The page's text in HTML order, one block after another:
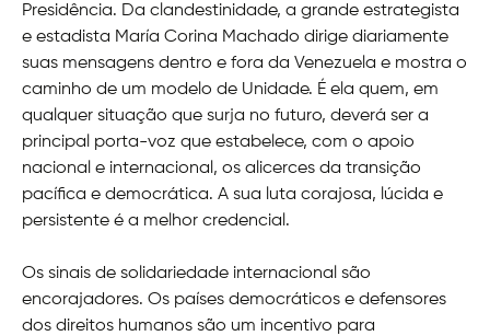
Presidência. Da clandestinidade, a grande estrategista
e estadista María Corina Machado dirige diariamente
suas mensagens dentro e fora da Venezuela e mostra o
caminho de um modelo de Unidade. É ela quem, em
qualquer situação que surja no futuro, deverá ser a
principal porta-voz que estabelece, com o apoio
nacional e internacional, os alicerces da transição
pacífica e democrática. A sua luta corajosa, lúcida e
persistente é a melhor credencial.
Os sinais de solidariedade internacional são
encorajadores. Os países democráticos e defensores
dos direitos humanos são um incentivo para